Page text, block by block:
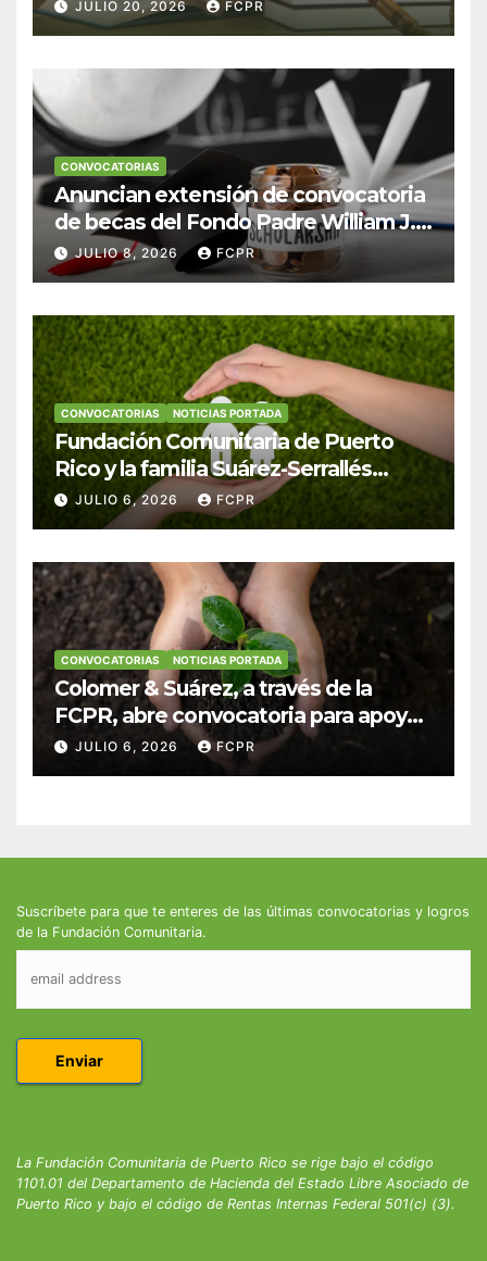
Derecho en Puerto Rico
JULIO 20, 2026 FCPR
CONVOCATORIAS
Anuncian extensión de convocatoria
de becas del Fondo Padre William J.
Hendricks, SJ para estudiantes del
Colegio San Ignacio
JULIO 8, 2026 FCPR
CONVOCATORIAS NOTICIAS PORTADA
Fundación Comunitaria de Puerto
Rico y la familia Suárez-Serrallés
anuncian convocatoria para
fortalecer hogares y albergues
JULIO 6, 2026 FCPR
CONVOCATORIAS NOTICIAS PORTADA
Colomer & Suárez, a través de la
FCPR, abre convocatoria para apoyar
proyectos de seguridad alimentaria
JULIO 6, 2026 FCPR
Suscríbete para que te enteres de las últimas convocatorias y logros
de la Fundación Comunitaria.
La Fundación Comunitaria de Puerto Rico se rige bajo el código
1101.01 del Departamento de Hacienda del Estado Libre Asociado de
Puerto Rico y bajo el código de Rentas Internas Federal 501(c) (3).